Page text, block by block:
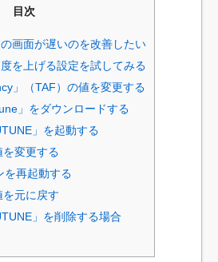
目次
画面が遅いのを改善したい
を上げる設定を試してみる
」（TAF）の値を変更する
」をダウンロードする
」を起動する
を変更する
を再起動する
を元に戻す
」を削除する場合